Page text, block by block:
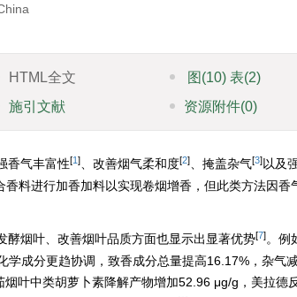
HTML全文 图 (10)表(2)
施引文献 资源附件(0)
香气丰富性[1] 、改善烟气柔和度[2] 、掩盖杂气[3]以及
香料进行加香加料以实现卷烟增香，但此类方法因
烟叶、改善烟叶品质方面也显示出显著优势[7]。例
学成分更趋协调，致香成分总量提高16.17%，杂气
烟叶中类胡萝卜素降解产物增加52.96 μg/g，美拉德